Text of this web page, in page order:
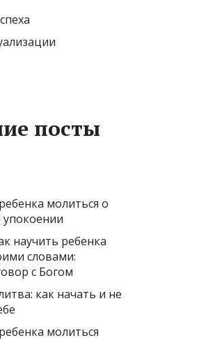
посты
молиться о
научить ребенка
словами:
с Богом
как начать и не
молиться